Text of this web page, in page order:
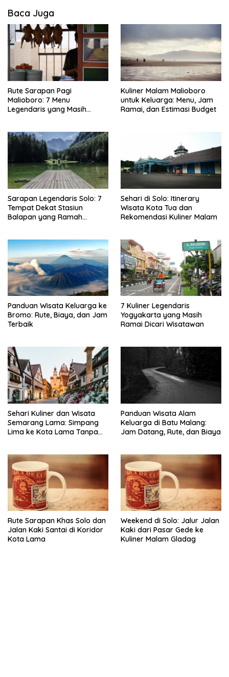
Baca Juga
Rute Sarapan Pagi
Malioboro: 7 Menu
Legendaris yang Masih
Kuliner Malam Malioboro
untuk Keluarga: Menu, Jam
Ramai, dan Estimasi Budget
Sarapan Legendaris Solo: 7
Tempat Dekat Stasiun
Balapan yang Ramah
Sehari di Solo: Itinerary
Wisata Kota Tua dan
Rekomendasi Kuliner Malam
Panduan Wisata Keluarga ke
Bromo: Rute, Biaya, dan Jam
Terbaik
7 Kuliner Legendaris
Yogyakarta yang Masih
Ramai Dicari Wisatawan
Sehari Kuliner dan Wisata
Semarang Lama: Simpang
Lima ke Kota Lama Tanpa
Panduan Wisata Alam
Keluarga di Batu Malang:
Jam Datang, Rute, dan Biaya
Rute Sarapan Khas Solo dan
Jalan Kaki Santai di Koridor
Kota Lama
Weekend di Solo: Jalur Jalan
Kaki dari Pasar Gede ke
Kuliner Malam Gladag